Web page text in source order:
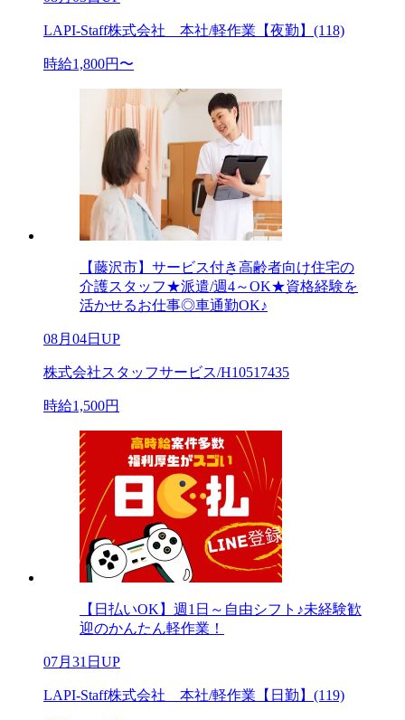
LAPI-Staff株式会社 本社/軽作業【夜勤】(118)
時給1,800円〜
【藤沢市】サービス付き高齢者向け住宅の
介護スタッフ★派遣/週4～OK★資格経験を
活かせるお仕事◎車通勤OK♪
08月04日UP
株式会社スタッフサービス/H10517435
時給1,500円
【日払いOK】週1日～自由シフト♪未経験歓
迎のかんたん軽作業！
07月31日UP
LAPI-Staff株式会社 本社/軽作業【日勤】(119)